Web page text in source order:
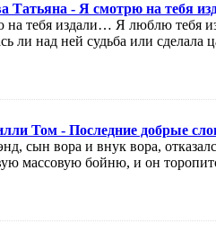
Татьяна - Я смотрю на тебя
на тебя издали… Я люблю тебя
ли над ней судьба или сделала
Том - Последние добрые
сын вора и внук вора,
массовую бойню, и он